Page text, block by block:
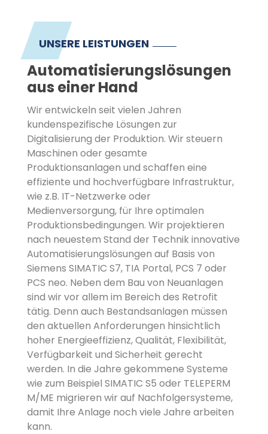
UNSERE LEISTUNGEN
Automatisierungslösungen
aus einer Hand
Wir entwickeln seit vielen Jahren
kundenspezifische Lösungen zur
Digitalisierung der Produktion. Wir steuern
Maschinen oder gesamte
Produktionsanlagen und schaffen eine
effiziente und hochverfügbare Infrastruktur,
wie z.B. IT-Netzwerke oder
Medienversorgung, für Ihre optimalen
Produktionsbedingungen. Wir projektieren
nach neuestem Stand der Technik innovative
Automatisierungslösungen auf Basis von
Siemens SIMATIC S7, TIA Portal, PCS 7 oder
PCS neo. Neben dem Bau von Neuanlagen
sind wir vor allem im Bereich des Retrofit
tätig. Denn auch Bestandsanlagen müssen
den aktuellen Anforderungen hinsichtlich
hoher Energieeffizienz, Qualität, Flexibilität,
Verfügbarkeit und Sicherheit gerecht
werden. In die Jahre gekommene Systeme
wie zum Beispiel SIMATIC S5 oder TELEPERM
M/ME migrieren wir auf Nachfolgersysteme,
damit Ihre Anlage noch viele Jahre arbeiten
kann.